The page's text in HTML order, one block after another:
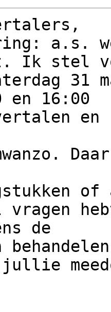
a.s.
Ik stel
31
en 16:00
of
de